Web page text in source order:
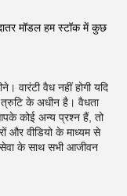
मॉडल हम स्टॉक में कुछ
वारंटी वैध नहीं होगी यदि
के अधीन है। वैधता
कोई अन्य प्रश्न हैं, तो
और वीडियो के माध्यम से
सेवा के साथ सभी आजीवन